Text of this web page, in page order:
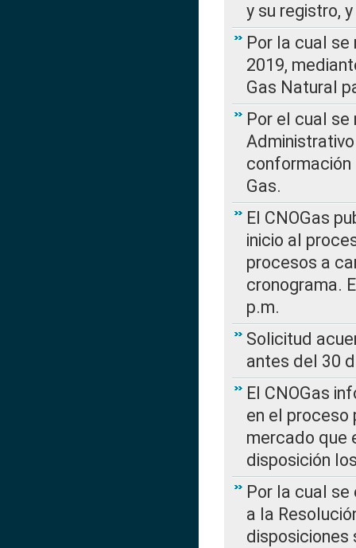
y su registro,
Por la cual
2019,
Gas Natural
Por el cual
conformación
Gas.
El CNOGas
inicio al
procesos a
cronograma.
p.m.
Solicitud
antes del 30
El CNOGas
en el
mercado que
disposición
Por la cual se
a la
disposiciones